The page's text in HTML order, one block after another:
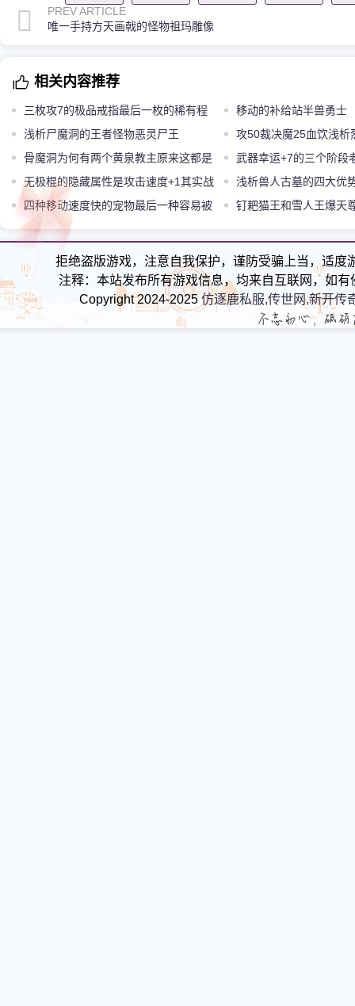
PREV ARTICLE
唯一手持方天画戟的怪物祖玛雕像
相关内容推荐
三枚攻7的极品戒指最后一枚的稀有程
度不逊麻痹戒指
移动的补给站半兽勇士
浅析尸魔洞的王者怪物恶灵尸王
攻50裁决魔25血饮浅析
制BUG
骨魔洞为何有两个黄泉教主原来这都是
因为牛魔王
武器幸运+7的三个阶段
一个阶段
无极棍的隐藏属性是攻击速度+1其实战
效果如何
浅析兽人古墓的四大优
欢在这里发展
四种移动速度快的宠物最后一种容易被
忽略
钉耙猫王和雪人王爆天
还是真有其事
拒绝盗版游戏，注意自我保护，谨防受骗上当，适
注释：本站发布所有游戏信息，均来自互联网，如
Copyright 2024-2025仿逐鹿私服,传世网,新开传